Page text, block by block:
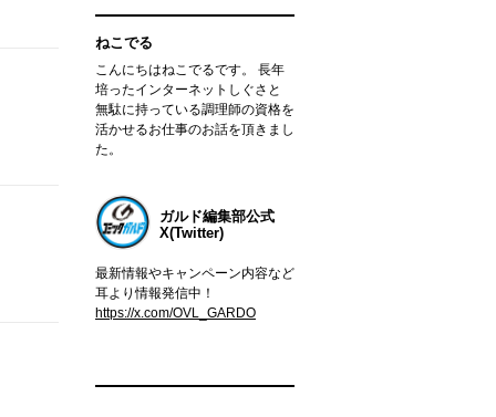
ねこでる
こんにちはねこでるです。 長年
培ったインターネットしぐさと
無駄に持っている調理師の資格を
活かせるお仕事のお話を頂きまし
た。
ガルド編集部公式
X(Twitter)
最新情報やキャンペーン内容など
耳より情報発信中！
https://x.com/OVL_GARDO